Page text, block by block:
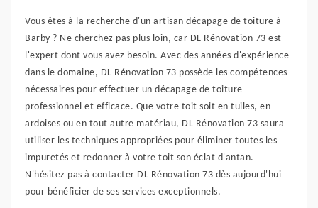
Vous êtes à la recherche d'un artisan décapage de toiture à
Barby ? Ne cherchez pas plus loin, car DL Rénovation 73 est
l'expert dont vous avez besoin. Avec des années d'expérience
dans le domaine, DL Rénovation 73 possède les compétences
nécessaires pour effectuer un décapage de toiture
professionnel et efficace. Que votre toit soit en tuiles, en
ardoises ou en tout autre matériau, DL Rénovation 73 saura
utiliser les techniques appropriées pour éliminer toutes les
impuretés et redonner à votre toit son éclat d'antan.
N'hésitez pas à contacter DL Rénovation 73 dès aujourd'hui
pour bénéficier de ses services exceptionnels.